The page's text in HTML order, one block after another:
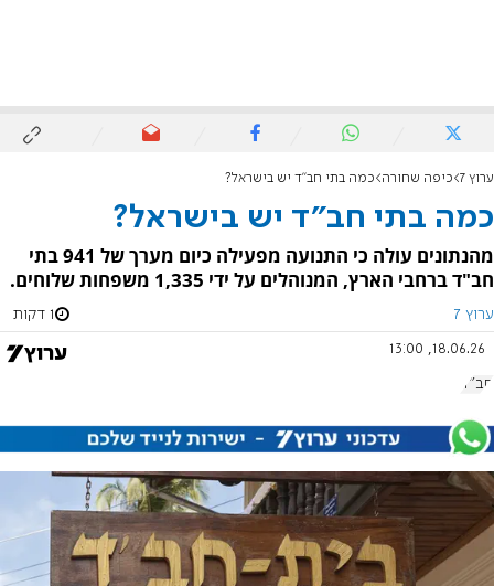
ערוץ 7 כיפה שחורה כמה בתי חב"ד יש בישראל?
כמה בתי חב"ד יש בישראל?
מהנתונים עולה כי התנועה מפעילה כיום מערך של 941 בתי
חב"ד ברחבי הארץ, המנוהלים על ידי 1,335 משפחות שלוחים.
ערוץ 7 1 דקות
18.06.26, 13:00
חב"ד